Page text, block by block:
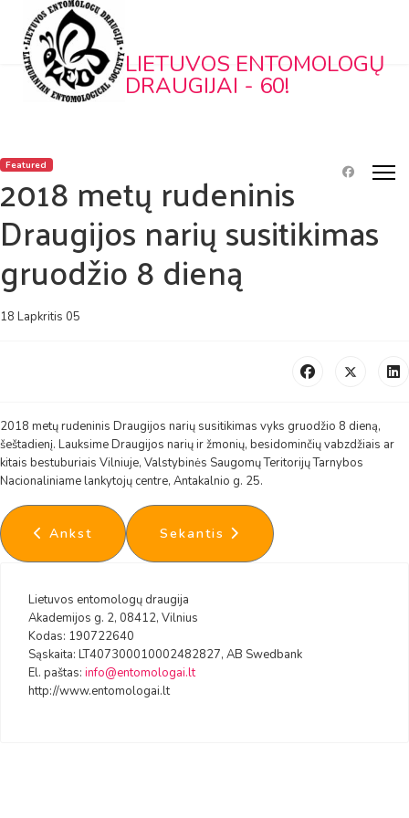
LIETUVOS ENTOMOLOGŲ
DRAUGIJAI - 60!
Featured
2018 metų rudeninis
Draugijos narių susitikimas
gruodžio 8 dieną
18 Lapkritis 05
2018 metų rudeninis Draugijos narių susitikimas vyks gruodžio 8 dieną,
šeštadienį. Lauksime Draugijos narių ir žmonių, besidominčių vabzdžiais ar
kitais bestuburiais Vilniuje, Valstybinės Saugomų Teritorijų Tarnybos
Nacionaliniame lankytojų centre, Antakalnio g. 25.
Ankstesnis straipsnis: 2019 m vabzdys -
Ankst Kitas straipsnis: 2018 metų
Sekantis
Lietuvos entomologų draugija
Akademijos g. 2, 08412, Vilnius
Kodas: 190722640
Sąskaita: LT407300010002482827, AB Swedbank
El. paštas: info@entomologai.lt
http://www.entomologai.lt